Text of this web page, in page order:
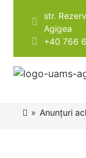
str.
Agigea
+40 766
» Anunțuri